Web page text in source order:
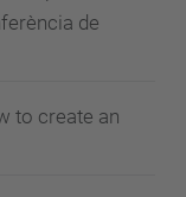
de
to create an